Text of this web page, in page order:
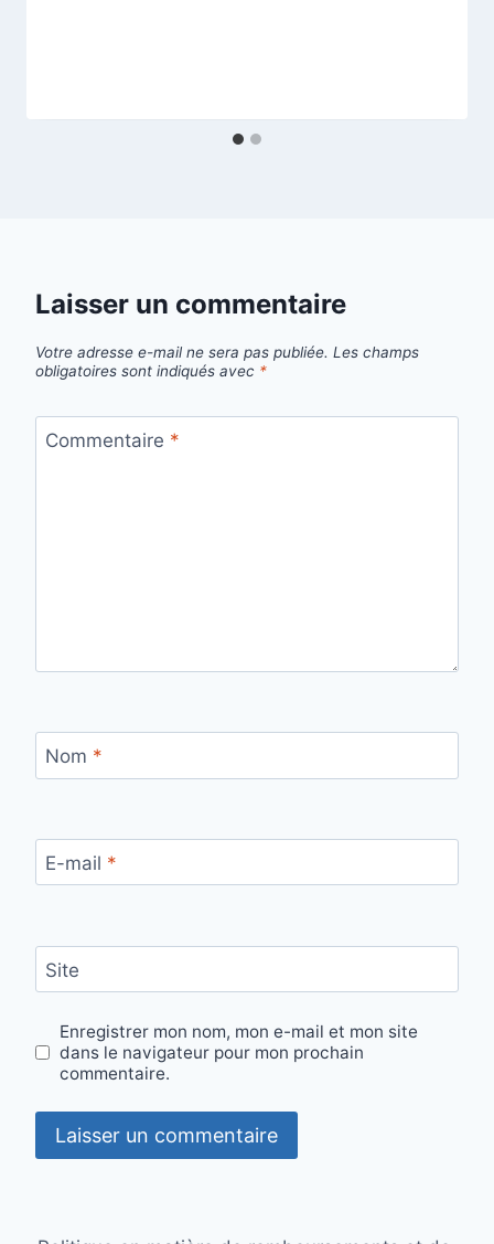
Laisser un commentaire
Votre adresse e-mail ne sera pas publiée. Les champs
obligatoires sont indiqués avec *
Commentaire *
Nom *
E-mail *
Site
Enregistrer mon nom, mon e-mail et mon site
dans le navigateur pour mon prochain
commentaire.